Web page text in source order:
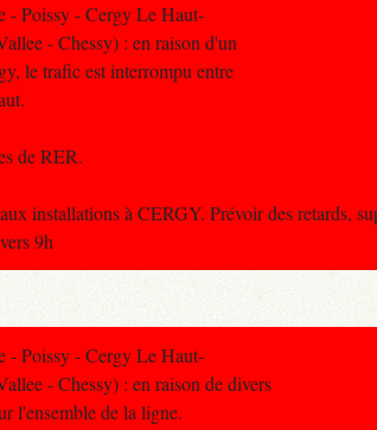
- Poissy - Cergy Le Haut-
- Chessy) : en raison d'un
le trafic est interrompu entre
de RER.
installations à CERGY. Prévoir des retards,
9h
- Poissy - Cergy Le Haut-
- Chessy) : en raison de divers
l'ensemble de la ligne.